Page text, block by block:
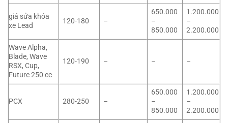
giá sửa khóa
xe Lead
120-180 –
650.000
–
850.000
1.200.000
–
2.200.000
Wave Alpha,
Blade, Wave
RSX, Cup,
Future 250 cc
120-190 – – –
PCX 280-250 –
650.000
–
850.000
1.200.000
–
2.200.000